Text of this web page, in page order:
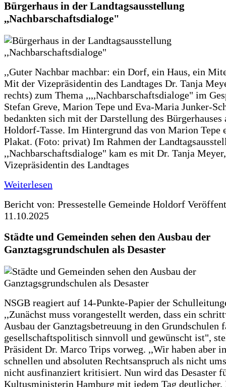
Bürgerhaus in der Landtagsausstellung
,,Nachbarschaftsdialoge"
,,Guter Nachbar machbar: ein Dorf, ein Haus, ein
Mit der Vizepräsidentin des Landtages Dr. Tanja
rechts) zum Thema ,,,,Nachbarschaftsdialoge" im
Stefan Greve, Marion Tepe und Eva-Maria Junker-
bedankten sich mit der Darstellung des Bürgerhauses
Holdorf-Tasse. Im Hintergrund das von Marion Tepe
Plakat. (Foto: privat) Im Rahmen der
,,Nachbarschaftsdialoge" kam es mit Dr. Tanja Meyer,
Vizepräsidentin des Landtages
Weiterlesen
Bericht von: Pressestelle Gemeinde Holdorf
11.10.2025
Städte und Gemeinden sehen den Ausbau der
Ganztagsgrundschulen als Desaster
NSGB reagiert auf 14-Punkte-Papier der
,,Zunächst muss vorangestellt werden, dass ein
Ausbau der Ganztagsbetreuung in den Grundschulen
gesellschaftspolitisch sinnvoll und gewünscht ist",
Präsident Dr. Marco Trips vorweg. ,,Wir haben aber
schnellen und absoluten Rechtsanspruch als nicht
nicht ausfinanziert kritisiert. Nun wird das Desaster
Kultusministerin Hamburg mit jedem Tag deutlicher.